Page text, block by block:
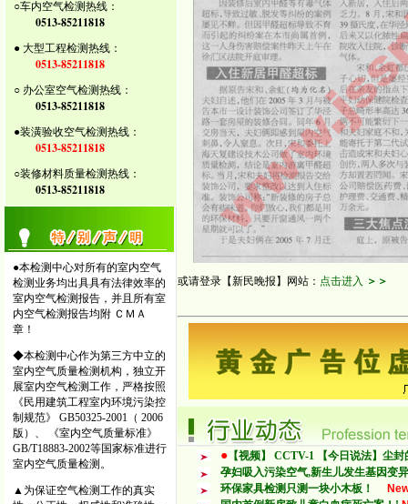
○车内空气检测热线：
0513-85211818
● 大型工程检测热线：
0513-85211818
○ 办公室空气检测热线：
0513-85211818
●装潢验收空气检测热线：
0513-85211818
○装修材料质量检测热线：
0513-85211818
●本检测中心对所有的室内空气
检测业务均出具具有法律效率的
室内空气检测报告，并且所有室
内空气检测报告均附 ＣＭＡ
章！
◆本检测中心作为第三方中立的
室内空气质量检测机构，独立开
展室内空气检测工作，严格按照
《民用建筑工程室内环境污染控
制规范》 GB50325-2001（ 2006
版）、 《室内空气质量标准》
GB/T18883-2002等国家标准进行
室内空气质量检测。
▲为保证空气检测工作的真实
或请登录【新民晚报】网站： 点击进入 ＞＞
● 【视频】 CCTV-1 【今日说法】尘
孕妇吸入污染空气,新生儿发生基因变
环保家具检测只测一块小木板！